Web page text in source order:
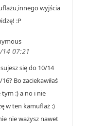
wyjścia
:P
07:21
się do 10/14
Bo zaciekawiłaś
tym :) a no i nie
w ten kamuflaż :)
nie ważysz nawet